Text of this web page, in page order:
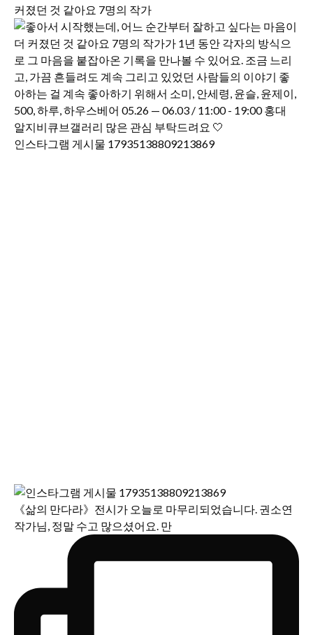
커졌던 것 같아요 7명의 작가
인스타그램 게시물 17935138809213869
《삶의 만다라》전시가 오늘로 마무리되었습니다. 권소연
작가님, 정말 수고 많으셨어요. 만